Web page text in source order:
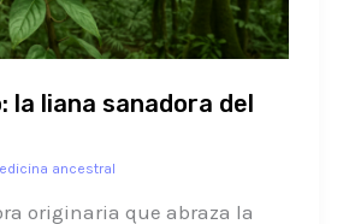
la liana sanadora del
ancestral
originaria que abraza la